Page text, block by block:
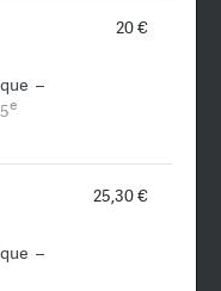
20 €
–
e
25,30 €
–